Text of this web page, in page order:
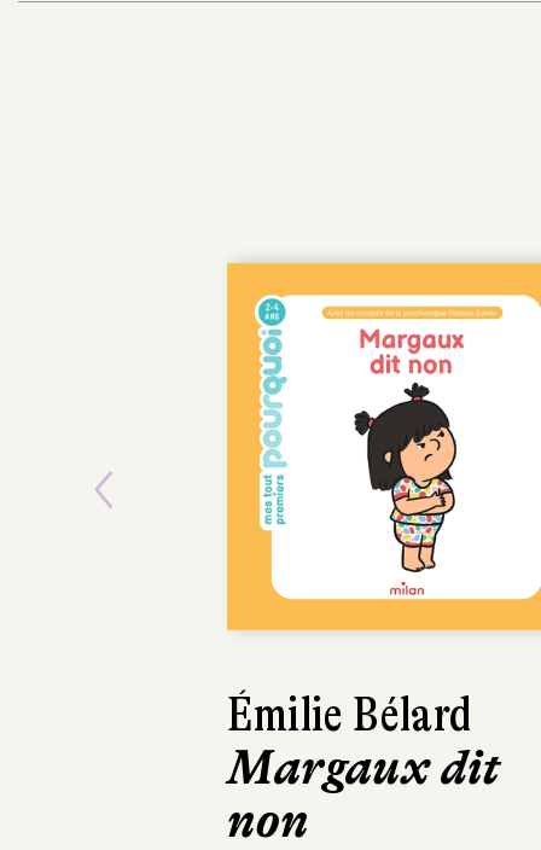
Émilie Bélard
Margaux dit
non
Aurélie
Félix
les règles
Previous